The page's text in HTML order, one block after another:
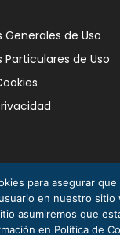
de Uso
de Uso
para asegurar que
en nuestro sitio
asumiremos que
en Política de